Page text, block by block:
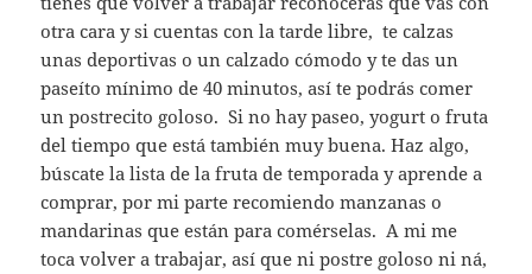
otra cara y si cuentas con la tarde libre, te calzas
unas deportivas o un calzado cómodo y te das un
paseíto mínimo de 40 minutos, así te podrás comer
un postrecito goloso. Si no hay paseo, yogurt o fruta
del tiempo que está también muy buena. Haz algo,
búscate la lista de la fruta de temporada y aprende a
comprar, por mi parte recomiendo manzanas o
mandarinas que están para comérselas. A mi me
toca volver a trabajar, así que ni postre goloso ni ná,